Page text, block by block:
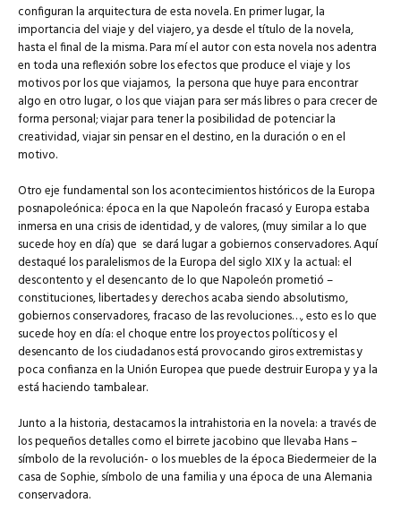
configuran la arquitectura de esta novela. En primer lugar, la
importancia del viaje y del viajero, ya desde el título de la novela,
hasta el final de la misma. Para mí el autor con esta novela nos adentra
en toda una reflexión sobre los efectos que produce el viaje y los
motivos por los que viajamos, la persona que huye para encontrar
algo en otro lugar, o los que viajan para ser más libres o para crecer de
forma personal; viajar para tener la posibilidad de potenciar la
creatividad, viajar sin pensar en el destino, en la duración o en el
motivo.
Otro eje fundamental son los acontecimientos históricos de la Europa
posnapoleónica: época en la que Napoleón fracasó y Europa estaba
inmersa en una crisis de identidad, y de valores, (muy similar a lo que
sucede hoy en día) que se dará lugar a gobiernos conservadores. Aquí
destaqué los paralelismos de la Europa del siglo XIX y la actual: el
descontento y el desencanto de lo que Napoleón prometió –
constituciones, libertades y derechos acaba siendo absolutismo,
gobiernos conservadores, fracaso de las revoluciones…, esto es lo que
sucede hoy en día: el choque entre los proyectos políticos y el
desencanto de los ciudadanos está provocando giros extremistas y
poca confianza en la Unión Europea que puede destruir Europa y ya la
está haciendo tambalear.
Junto a la historia, destacamos la intrahistoria en la novela: a través de
los pequeños detalles como el birrete jacobino que llevaba Hans –
símbolo de la revolución- o los muebles de la época Biedermeier de la
casa de Sophie, símbolo de una familia y una época de una Alemania
conservadora.